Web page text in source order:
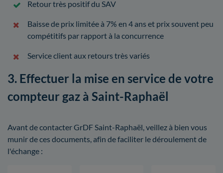
Retour très positif du SAV
Baisse de prix limitée à 7% en 4 ans et prix souvent peu
compétitifs par rapport à la concurrence
Service client aux retours très variés
3. Effectuer la mise en service de votre
compteur gaz à Saint-Raphaël
Avant de contacter GrDF Saint-Raphaël, veillez à bien vous
munir de ces documents, afin de faciliter le déroulement de
l'échange :